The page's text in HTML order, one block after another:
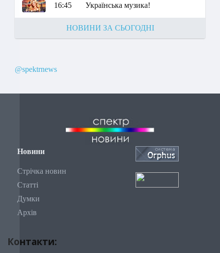
16:45 Українська музика!
НОВИНИ ЗА СЬОГОДНІ
@spektrnews
Новини
Стрічка новин
Статті
Думки
Архів
Контакти: